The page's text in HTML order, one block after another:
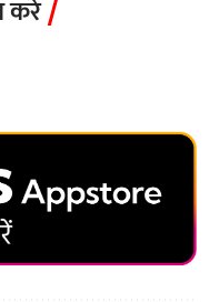
करे